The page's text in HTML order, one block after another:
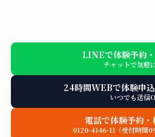
LINEで体験予約
チャットで気軽
24時間WEBで体験申込
いつでも送信
電話で体験予約・
0120-4146-11（受付時間